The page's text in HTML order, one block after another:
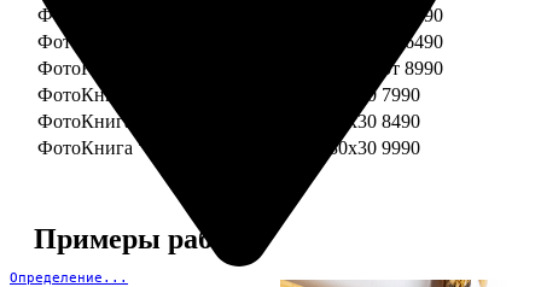
Определение...
ФотоКнига "Премиум" 25x25
от 5990
ФотоКнига "Премиум" 30x30
от 6490
ФотоКнига "Премиум" 30x45
от 8990
ФотоКнига "Премиум" Свадебная 20x20 7990
ФотоКнига "Премиум" Свадебная 20x30 8490
ФотоКнига "Премиум" Свадебная 30x30 9990
Примеры работ